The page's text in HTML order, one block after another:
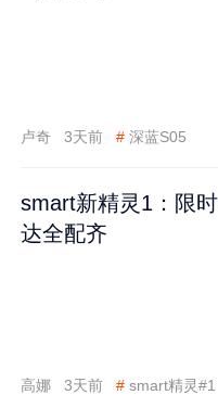
卢奇 3天前 # 深蓝S05
smart新精灵1：限
达全配齐
高娜 3天前 # smart精灵#1